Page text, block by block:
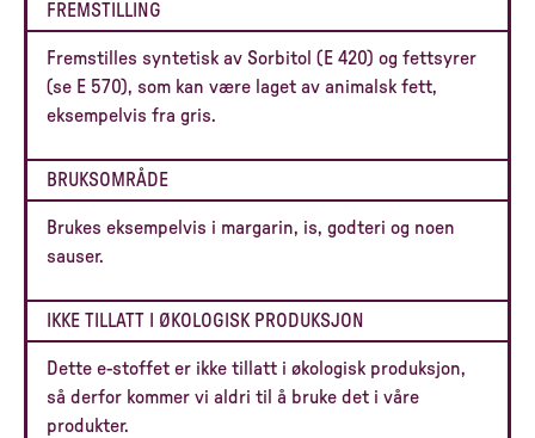
FREMSTILLING
Fremstilles syntetisk av Sorbitol (E 420) og fettsyrer
(se E 570), som kan være laget av animalsk fett,
eksempelvis fra gris.
BRUKSOMRÅDE
Brukes eksempelvis i margarin, is, godteri og noen
sauser.
IKKE TILLATT I ØKOLOGISK PRODUKSJON
Dette e-stoffet er ikke tillatt i økologisk produksjon,
så derfor kommer vi aldri til å bruke det i våre
produkter.